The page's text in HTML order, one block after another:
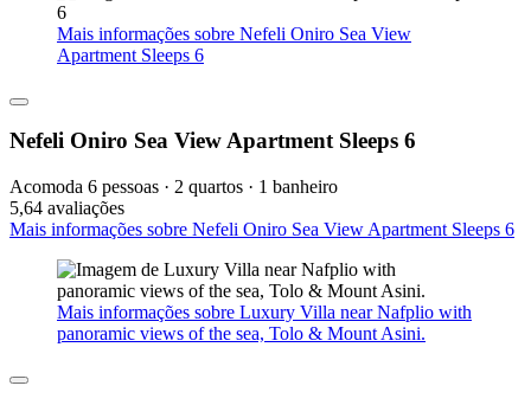
Mais informações sobre Nefeli Oniro Sea View
Apartment Sleeps 6
Nefeli Oniro Sea View Apartment Sleeps 6
Acomoda 6 pessoas · 2 quartos · 1 banheiro
5,64 avaliações
Mais informações sobre Nefeli Oniro Sea View Apartment Sleeps 6
Mais informações sobre Luxury Villa near Nafplio with
panoramic views of the sea, Tolo & Mount Asini.